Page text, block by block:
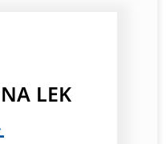
LEK